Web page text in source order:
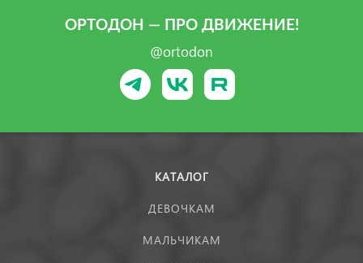
ОРТОДОН — ПРО ДВИЖЕНИЕ!
@ortodon
КАТАЛОГ
ДЕВОЧКАМ
МАЛЬЧИКАМ